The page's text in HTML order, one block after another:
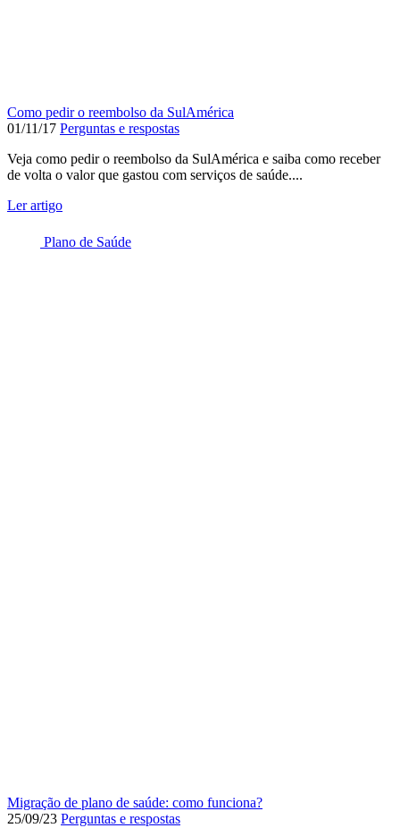
Como pedir o reembolso da SulAmérica
01/11/17 Perguntas e respostas
Veja como pedir o reembolso da SulAmérica e saiba como receber
de volta o valor que gastou com serviços de saúde....
Ler artigo
Plano de Saúde
Migração de plano de saúde: como funciona?
25/09/23 Perguntas e respostas